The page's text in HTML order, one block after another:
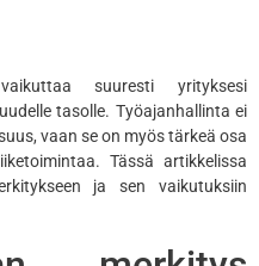
suuresti yrityksesi
tasolle. Työajanhallinta ei
vaan se on myös tärkeä osa
Tässä artikkelissa
ja sen vaikutuksiin